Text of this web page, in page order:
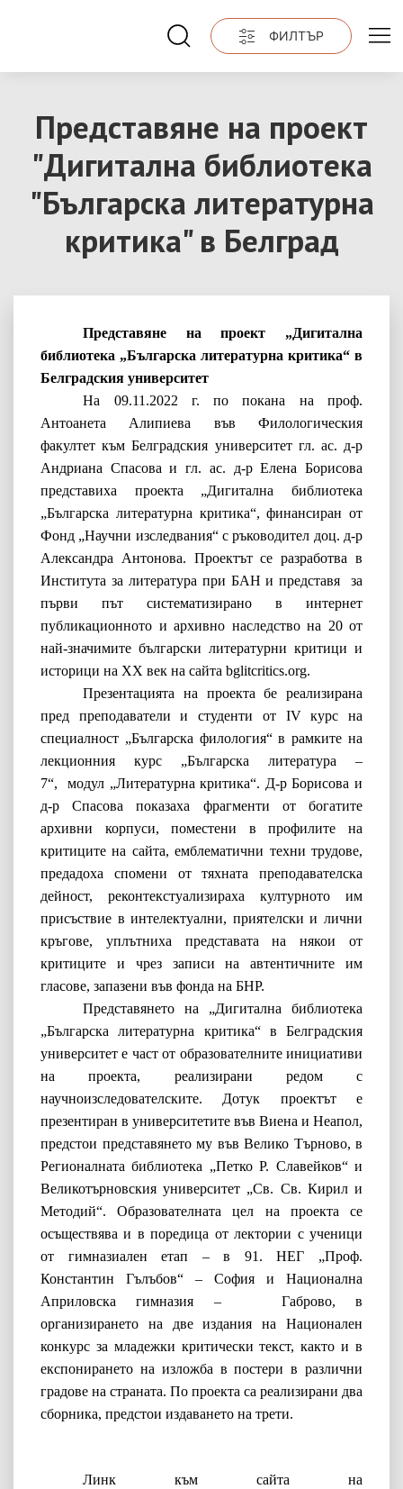
ФИЛТЪР
Представяне на проект
"Дигитална библиотека
"Българска литературна
критика" в Белград
Представяне на проект „Дигитална
библиотека „Българска литературна критика“ в
Белградския университет
На 09.11.2022 г. по покана на проф.
Антоанета Алипиева във Филологическия
факултет към Белградския университет гл. ас. д-р
Андриана Спасова и гл. ас. д-р Елена Борисова
представиха проекта „Дигитална библиотека
„Българска литературна критика“, финансиран от
Фонд „Научни изследвания“ с ръководител доц. д-р
Александра Антонова. Проектът се разработва в
Института за литература при БАН и представя за
първи път систематизирано в интернет
публикационното и архивно наследство на 20 от
най-значимите български литературни критици и
историци на XX век на сайта bglitcritics.org.
Презентацията на проекта бе реализирана
пред преподаватели и студенти от IVкурс на
специалност „Българска филология“ в рамките на
лекционния курс „Българска литература –
7“, модул „Литературна критика“. Д-р Борисова и
д-р Спасова показаха фрагменти от богатите
архивни корпуси, поместени в профилите на
критиците на сайта, емблематични техни трудове,
предадоха спомени от тяхната преподавателска
дейност, реконтекстуализираха културното им
присъствие в интелектуални, приятелски и лични
кръгове, уплътниха представата на някои от
критиците и чрез записи на автентичните им
гласове, запазени във фонда на БНР.
Представянето на „Дигитална библиотека
„Българска литературна критика“ в Белградския
университет е част от образователните инициативи
на проекта, реализирани редом с
научноизследователските. Дотук проектът е
презентиран в университетите във Виена и Неапол,
предстои представянето му във Велико Търново, в
Регионалната библиотека „Петко Р. Славейков“ и
Великотърновския университет „Св. Св. Кирил и
Методий“. Образователната цел на проекта се
осъществява и в поредица от лектории с ученици
от гимназиален етап – в 91. НЕГ „Проф.
Константин Гълъбов“ – София и Национална
Априловска гимназия – Габрово, в
организирането на две издания на Национален
конкурс за младежки критически текст, както и в
експонирането на изложба в постери в различни
градове на страната. По проекта са реализирани два
сборника, предстои издаването на трети.
Линк към сайта на